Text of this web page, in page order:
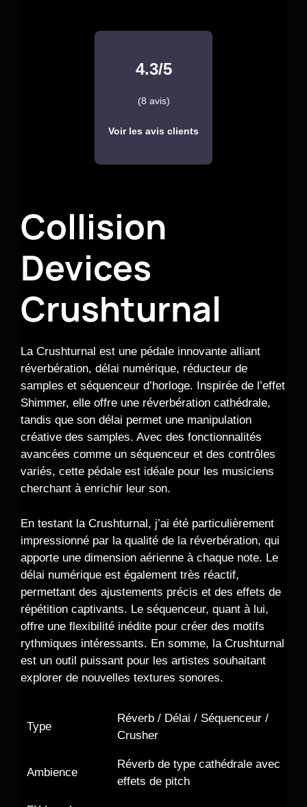
4.3/5
(8 avis)
Voir les avis clients
Collision
Devices
Crushturnal
La Crushturnal est une pédale innovante alliant
réverbération, délai numérique, réducteur de
samples et séquenceur d’horloge. Inspirée de l’effet
Shimmer, elle offre une réverbération cathédrale,
tandis que son délai permet une manipulation
créative des samples. Avec des fonctionnalités
avancées comme un séquenceur et des contrôles
variés, cette pédale est idéale pour les musiciens
cherchant à enrichir leur son.
En testant la Crushturnal, j’ai été particulièrement
impressionné par la qualité de la réverbération, qui
apporte une dimension aérienne à chaque note. Le
délai numérique est également très réactif,
permettant des ajustements précis et des effets de
répétition captivants. Le séquenceur, quant à lui,
offre une flexibilité inédite pour créer des motifs
rythmiques intéressants. En somme, la Crushturnal
est un outil puissant pour les artistes souhaitant
explorer de nouvelles textures sonores.
Type
Réverb / Délai / Séquenceur /
Crusher
Ambience
Réverb de type cathédrale avec
effets de pitch